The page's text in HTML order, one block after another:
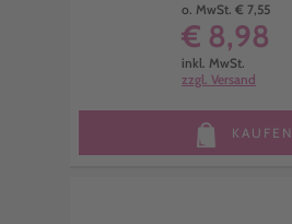
o. MwSt. € 7,55
€ 8,98
inkl. MwSt.
zzgl. Versand
KAUFEN